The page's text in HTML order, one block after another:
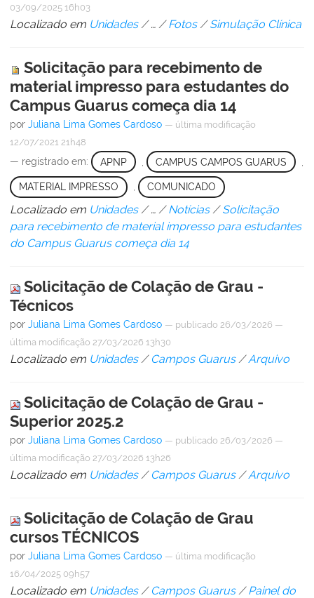
03/09/2025 16h03
Localizado em Unidades /… /Fotos /Simulação Clínica
Solicitação para recebimento de
material impresso para estudantes do
Campus Guarus começa dia 14
por Juliana Lima Gomes Cardoso — última modificação
12/07/2021 21h48
— registrado em: APNP CAMPUS CAMPOS GUARUS
MATERIAL IMPRESSO , COMUNICADO
Localizado em Unidades /… /Notícias /Solicitação
para recebimento de material impresso para estudantes
do Campus Guarus começa dia 14
Solicitação de Colação de Grau -
Técnicos
por Juliana Lima Gomes Cardoso — publicado 26/03/2026 —
última modificação 27/03/2026 13h30
Localizado em Unidades / Campos Guarus /Arquivo
Solicitação de Colação de Grau -
Superior 2025.2
por Juliana Lima Gomes Cardoso — publicado 26/03/2026 —
última modificação 27/03/2026 13h26
Localizado em Unidades / Campos Guarus /Arquivo
Solicitação de Colação de Grau
cursos TÉCNICOS
por Juliana Lima Gomes Cardoso — última modificação
16/04/2025 09h57
Localizado em Unidades / Campos Guarus /Painel do